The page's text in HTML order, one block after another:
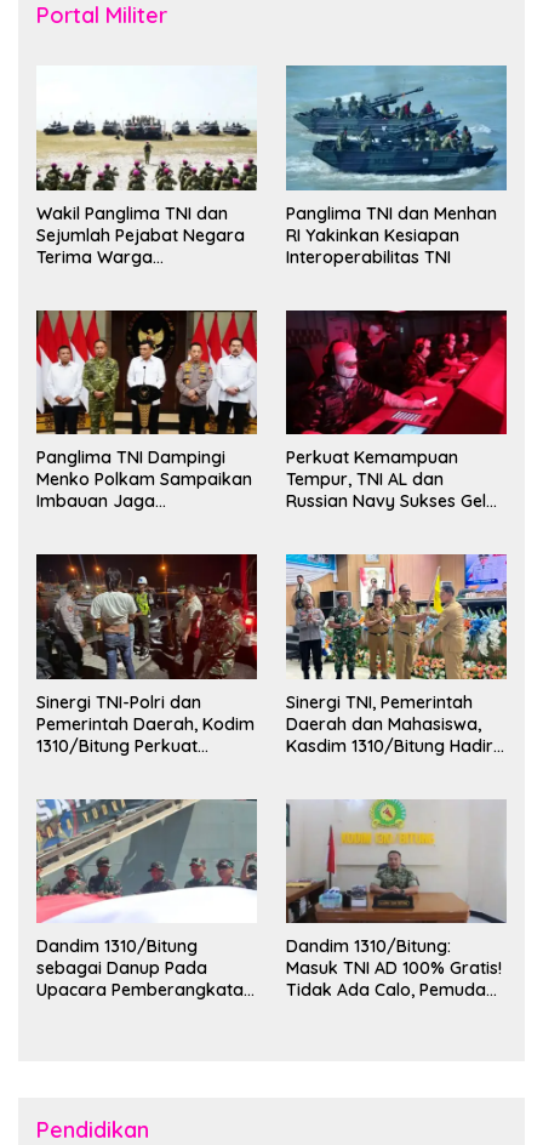
Portal Militer
Wakil Panglima TNI dan
Sejumlah Pejabat Negara
Terima Warga
Panglima TNI dan Menhan
RI Yakinkan Kesiapan
Interoperabilitas TNI
Panglima TNI Dampingi
Menko Polkam Sampaikan
Imbauan Jaga
Perkuat Kemampuan
Tempur, TNI AL dan
Russian Navy Sukses Gelar
Sinergi TNI-Polri dan
Pemerintah Daerah, Kodim
1310/Bitung Perkuat
Sinergi TNI, Pemerintah
Daerah dan Mahasiswa,
Kasdim 1310/Bitung Hadiri
Kota Bitung
Dandim 1310/Bitung
sebagai Danup Pada
Upacara Pemberangkatan
Dandim 1310/Bitung:
Masuk TNI AD 100% Gratis!
Tidak Ada Calo, Pemuda
Pendidikan